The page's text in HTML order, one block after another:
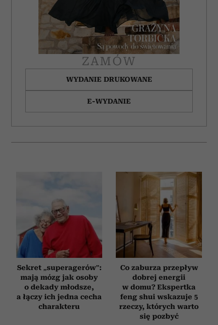
ZAMÓW
WYDANIE DRUKOWANE
E-WYDANIE
Sekret „superagerów”:
mają mózg jak osoby
o dekady młodsze,
a łączy ich jedna cecha
charakteru
Co zaburza przepływ
dobrej energii
w domu? Ekspertka
feng shui wskazuje 5
rzeczy, których warto
się pozbyć